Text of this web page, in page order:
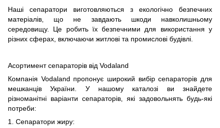
Наші сепаратори виготовляються з екологічно безпечних
матеріалів, що не завдають шкоди навколишньому
середовищу. Це робить їх безпечними для використання у
різних сферах, включаючи житлові та промислові будівлі.
Асортимент сепараторів від Vodaland
Компанія Vodaland пропонує широкий вибір сепараторів для
мешканців України. У нашому каталозі ви знайдете
різноманітні варіанти сепараторів, які задовольнять будь-які
потреби:
1. Сепаратори жиру: